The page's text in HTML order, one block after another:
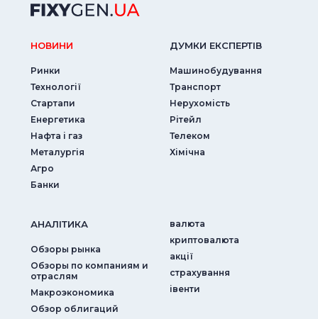
НОВИНИ
Ринки
Технології
Стартапи
Енергетика
Нафта і газ
Металургія
Агро
Банки
ДУМКИ ЕКСПЕРТIВ
Машинобудування
Транспорт
Нерухомість
Рітейл
Телеком
Хімічна
АНАЛIТИКА
Обзоры рынка
Обзоры по компаниям и
отраслям
Макроэкономика
Обзор облигаций
валюта
криптовалюта
акції
страхування
iвенти